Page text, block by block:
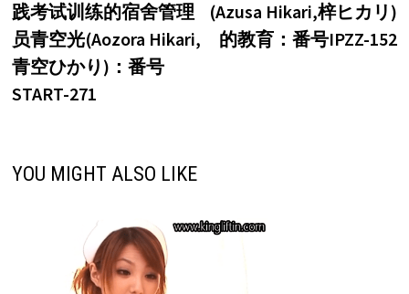
导
航
践考试训练的宿舍管理
员青空光(Aozora Hikari,
青空ひかり)：番号
START-271
(Azusa Hikari,梓ヒカリ)
的教育：番号IPZZ-152
YOU MIGHT ALSO LIKE